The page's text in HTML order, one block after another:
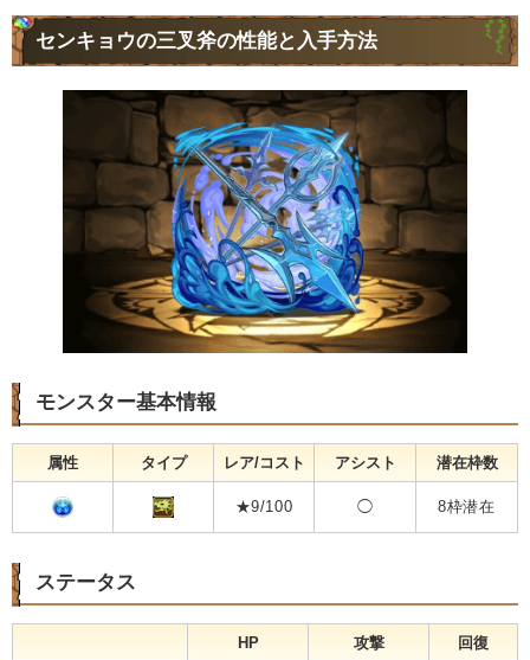
センキョウの三叉斧の性能と入手方法
モンスター基本情報
属性 タイプ レア/コスト アシスト 潜在枠数
★9/100 ◯ 8枠潜在
ステータス
HP 攻撃 回復